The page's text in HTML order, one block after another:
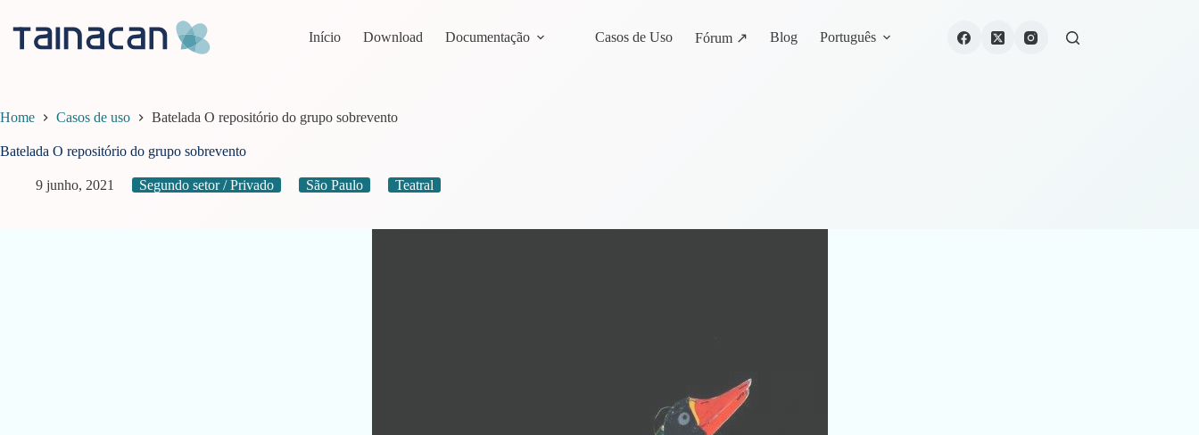
conteúdo
Início Download Documentação Casos de Uso Fórum ↗ Blog Português
Home Casos de uso Batelada O repositório do grupo sobrevento
Batelada O repositório do grupo sobrevento
9 junho, 2021 Segundo setor / Privado São Paulo Teatral